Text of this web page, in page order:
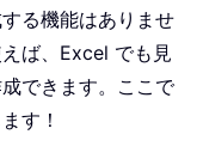
る機能はありませ
ば、Excel でも見
できます。ここで
す！